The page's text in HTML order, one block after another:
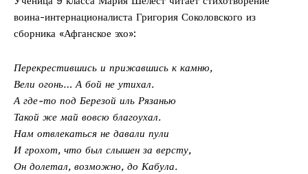
воина-­интернационалиста Григория Соколовского из
сборника «Афганское эхо»:
Перекрестившись и прижавшись к камню,
Вели огонь… А бой не утихал.
А где-то под Березой иль Рязанью
Такой же май вовсю благоухал.
Нам отвлекаться не давали пули
И грохот, что был слышен за версту,
Он долетал, возможно, до Кабула.